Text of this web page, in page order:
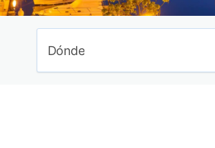
Noticias
Últimos posts
Dónde anunciarte para alquilar tu
Dónde